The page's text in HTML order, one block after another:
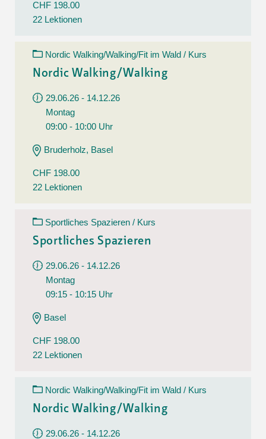
CHF 198.00
22 Lektionen
Nordic Walking/Walking/Fit im Wald / Kurs
Nordic Walking/Walking
29.06.26 - 14.12.26
Montag
09:00 - 10:00 Uhr
Bruderholz, Basel
CHF 198.00
22 Lektionen
Sportliches Spazieren / Kurs
Sportliches Spazieren
29.06.26 - 14.12.26
Montag
09:15 - 10:15 Uhr
Basel
CHF 198.00
22 Lektionen
Nordic Walking/Walking/Fit im Wald / Kurs
Nordic Walking/Walking
29.06.26 - 14.12.26